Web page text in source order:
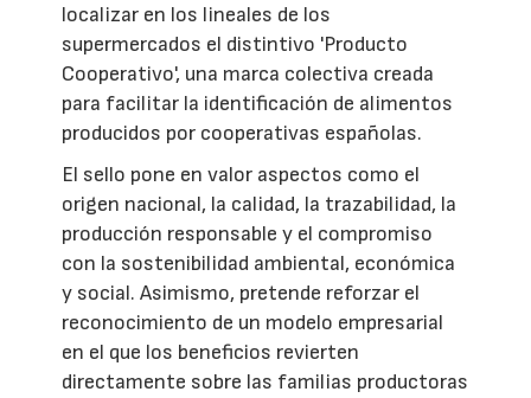
localizar en los lineales de los
supermercados el distintivo 'Producto
Cooperativo', una marca colectiva creada
para facilitar la identificación de alimentos
producidos por cooperativas españolas.
El sello pone en valor aspectos como el
origen nacional, la calidad, la trazabilidad, la
producción responsable y el compromiso
con la sostenibilidad ambiental, económica
y social. Asimismo, pretende reforzar el
reconocimiento de un modelo empresarial
en el que los beneficios revierten
directamente sobre las familias productoras